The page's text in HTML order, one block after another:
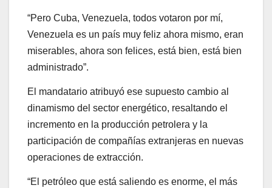
“Pero Cuba, Venezuela, todos votaron por mí,
Venezuela es un país muy feliz ahora mismo, eran
miserables, ahora son felices, está bien, está bien
administrado”.
El mandatario atribuyó ese supuesto cambio al
dinamismo del sector energético, resaltando el
incremento en la producción petrolera y la
participación de compañías extranjeras en nuevas
operaciones de extracción.
“El petróleo que está saliendo es enorme, el más